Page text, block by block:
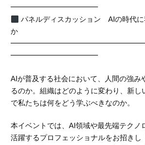
━━━━━━━━━━━━
パネルディスカッション AIの時代に
か
━━━━━━━━━━━━
AIが普及する社会において、人間の強み
るのか。組織はどのように変わり、新し
で私たちは何をどう学ぶべきなのか。
本イベントでは、AI領域や最先端テクノ
活躍するプロフェッショナルをお招きし